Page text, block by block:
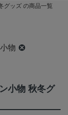
グッズ の商品一覧
物
小物 秋冬グ